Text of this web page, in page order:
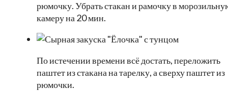
рюмочку. Убрать стакан и рамочку в
камеру на 20 мин.
По истечении времени всё достать, переложить
паштет из стакана на тарелку, а сверху паштет из
рюмочки.